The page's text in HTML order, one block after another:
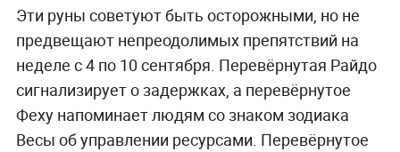
Эти руны советуют быть осторожными, но не
предвещают непреодолимых препятствий на
неделе с 4 по 10 сентября. Перевёрнутая Райдо
сигнализирует о задержках, а перевёрнутое
Феху напоминает людям со знаком зодиака
Весы об управлении ресурсами. Перевёрнутое